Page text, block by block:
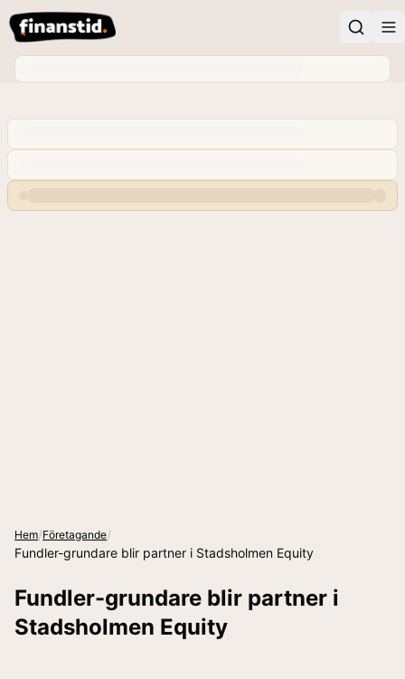
Hem/Företagande/
Fundler-grundare blir partner i Stadsholmen Equity
Fundler-grundare blir partner i
Stadsholmen Equity